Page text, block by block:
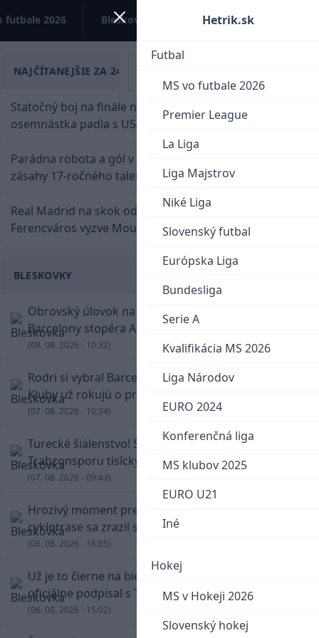
futbale 2026 Bleskovky Kontakt
Hetrik.sk
Futbal
MS vo futbale 2026
Premier League
La Liga
Liga Majstrov
Niké Liga
Slovenský futbal
Európska Liga
Bundesliga
Serie A
Kvalifikácia MS 2026
Liga Národov
EURO 2024
Konferenčná liga
MS klubov 2025
EURO U21
Iné
Hokej
MS v Hokeji 2026
Slovenský hokej
NAJČÍTANEJŠIE ZA 24 HODÍN
Statočný boj na finále nestačil: Slovenská
osemnástka padla s USA a zabojuje o bronz
Parádna robota a gól v oslabení! Pozrite si oba
zásahy 17-ročného talentu Rychlíka proti USA
Real Madrid na skok od Slovenska: Borbélyho
Ferencváros vyzve Mourinhove hviezdy
BLESKOVKY
Obrovský úlovok na Anfielde: Liverpool získal z
Barcelony stopéra Arauja
(08. 08. 2026 - 10:32)
Rodri si vybral Barcelonu a odmietol Real.
Kluby už rokujú o prestupovej čiastke
(07. 08. 2026 - 10:34)
Turecké šialenstvo! Salaha vítali na štadióne
Trabzonsporu tisícky fanúšikov
(07. 08. 2026 - 09:43)
Hrozivý moment pre Zdena Cháru! Na
cyklotrase sa zrazil s bežcom
(06. 08. 2026 - 16:05)
Už je to čierne na bielom: Mohamed Salah
oficiálne podpísal s Trabzonsporom
(06. 08. 2026 - 15:02)